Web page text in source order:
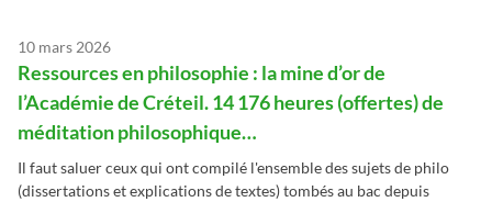
10 mars 2026
Ressources en philosophie : la mine d’or de
l’Académie de Créteil. 14 176 heures (offertes) de
méditation philosophique…
Il faut saluer ceux qui ont compilé l'ensemble des sujets de philo
(dissertations et explications de textes) tombés au bac depuis